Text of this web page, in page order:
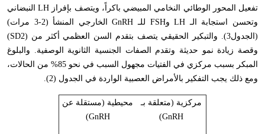
تفعيل المحور الوطائي النخامي المبيضي باكراً، ويتصف بإفراز LHالنبضاني
وتحسن استجابة الـ LHوFSH للـ GnRH
الخارجي المنشأ (2-3 مرات)
(الجدول3). والتبكير الحقيقي يتصف بتقدم السن العظمي أكثر من (
SD2
)
وقصة زيادة نمو حديثة وتقدم الصفات الجنسية الثانوية الوصفية. والبلوغ
المبكر بسبب مركزي في الفتيات مجهول السبب في نحو 85% من الحالات،
ومع ذلك يجب التفكير بالأمراض العصبية الواردة في الجدول (2).
مركزية (متعلقة بـ
GnRH
)
محيطية (مستقلة عن
GnRH
)